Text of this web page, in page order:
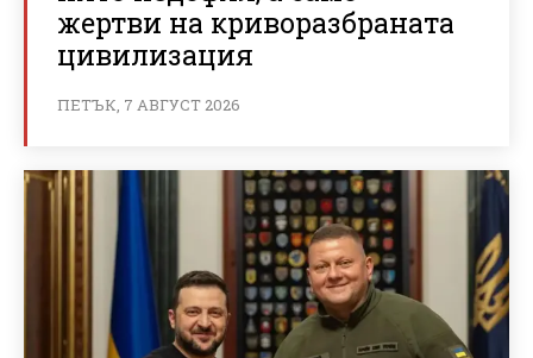
жертви на криворазбраната
цивилизация
ПЕТЪК, 7 АВГУСТ 2026